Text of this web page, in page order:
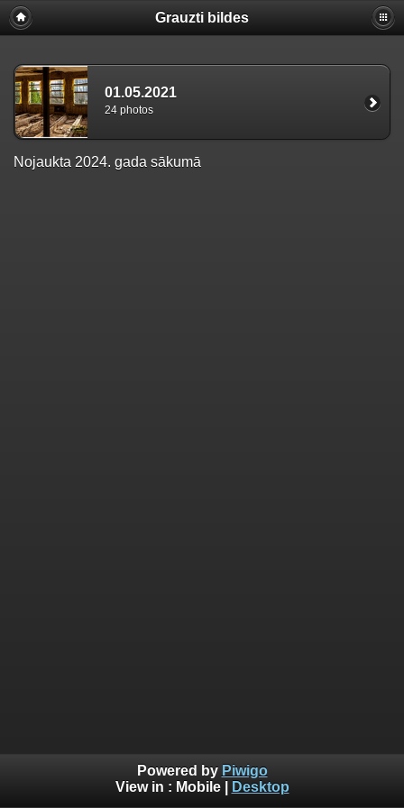
Grauzti bildes
01.05.2021
24 photos
Nojaukta 2024. gada sākumā
Powered by Piwigo
View in : Mobile| Desktop